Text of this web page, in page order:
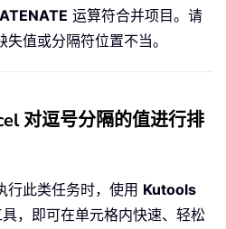
运算符合并项目。请
值或分隔符位置不当。
对逗号分隔的值进行排
行此类任务时，使用 Kutools
，即可在单元格内快速、轻松